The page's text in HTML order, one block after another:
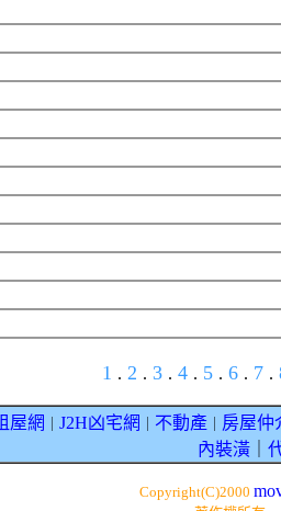
1 . 2 . 3 . 4 . 5 . 6 . 7 .
屋網 J2H凶宅網 不動產｜ 房屋仲
內裝潢
Copyright(C)2000